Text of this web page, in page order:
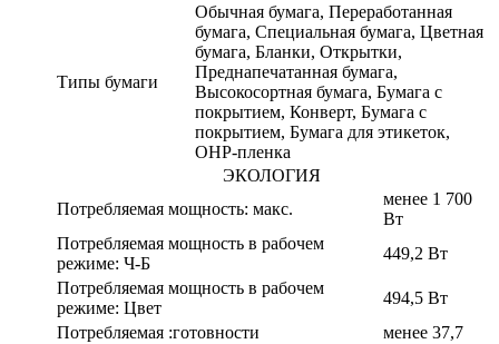
Типы бумаги
Обычная бумага, Переработанная
бумага, Специальная бумага, Цветная
бумага, Бланки, Открытки,
Преднапечатанная бумага,
Высокосортная бумага, Бумага с
покрытием, Конверт, Бумага с
покрытием, Бумага для этикеток,
OHP-пленка
ЭКОЛОГИЯ
Потребляемая мощность: макс.
менее 1 700
Вт
Потребляемая мощность в рабочем
режиме: Ч-Б
449,2 Вт
Потребляемая мощность в рабочем
режиме: Цвет
494,5 Вт
Потребляемая :готовности
менее 37,7